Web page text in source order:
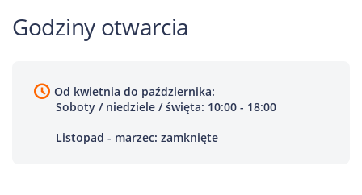
Godziny otwarcia
Od kwietnia do października:
Soboty / niedziele / święta: 10:00 - 18:00
Listopad - marzec: zamknięte